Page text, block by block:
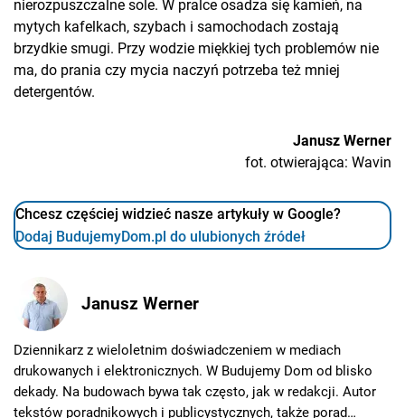
nierozpuszczalne sole. W pralce osadza się kamień, na
mytych kafelkach, szybach i samochodach zostają
brzydkie smugi. Przy wodzie miękkiej tych problemów nie
ma, do prania czy mycia naczyń potrzeba też mniej
detergentów.
Janusz Werner
fot. otwierająca: Wavin
Chcesz częściej widzieć nasze artykuły w Google?
Dodaj BudujemyDom.pl do ulubionych źródeł
Janusz Werner
Dziennikarz z wieloletnim doświadczeniem w mediach
drukowanych i elektronicznych. W Budujemy Dom od blisko
dekady. Na budowach bywa tak często, jak w redakcji. Autor
tekstów poradnikowych i publicystycznych, także porad